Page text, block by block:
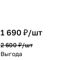
1 690 ₽/шт
2 600 ₽/шт
Выгода